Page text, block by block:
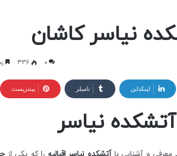
نیاسر کاشان
0
336
لینکداین تامبلر پینتریست
آتشکده نیاسر